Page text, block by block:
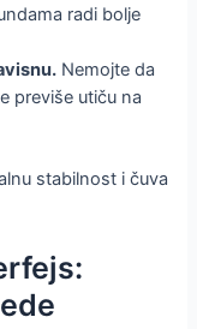
radi bolje
Nemojte da
previše utiču na
stabilnost i čuva